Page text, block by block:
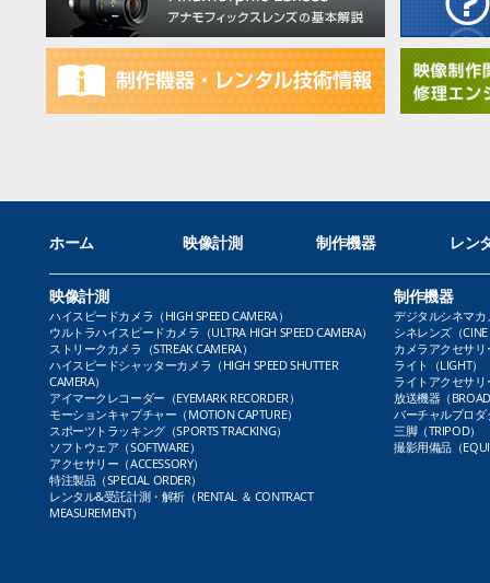
ホーム 映像計測 制作機器 レン
映像計測
ハイスピードカメラ（HIGH SPEED CAMERA）
ウルトラハイスピードカメラ（ULTRA HIGH SPEED CAMERA）
ストリークカメラ（STREAK CAMERA）
ハイスピードシャッターカメラ（HIGH SPEED SHUTTER
CAMERA）
アイマークレコーダー（EYEMARK RECORDER）
モーションキャプチャー（MOTION CAPTURE）
スポーツトラッキング（SPORTS TRACKING）
ソフトウェア（SOFTWARE）
アクセサリー（ACCESSORY）
特注製品（SPECIAL ORDER）
レンタル&受託計測・解析（RENTAL ＆ CONTRACT
MEASUREMENT）
制作機器
デジタルシネマカ
シネレンズ（CINE
カメラアクセサリ
ライト（LIGHT）
ライトアクセサリ
放送機器（
バーチャルプロダ
三脚（TRIPOD）
撮影用備品（